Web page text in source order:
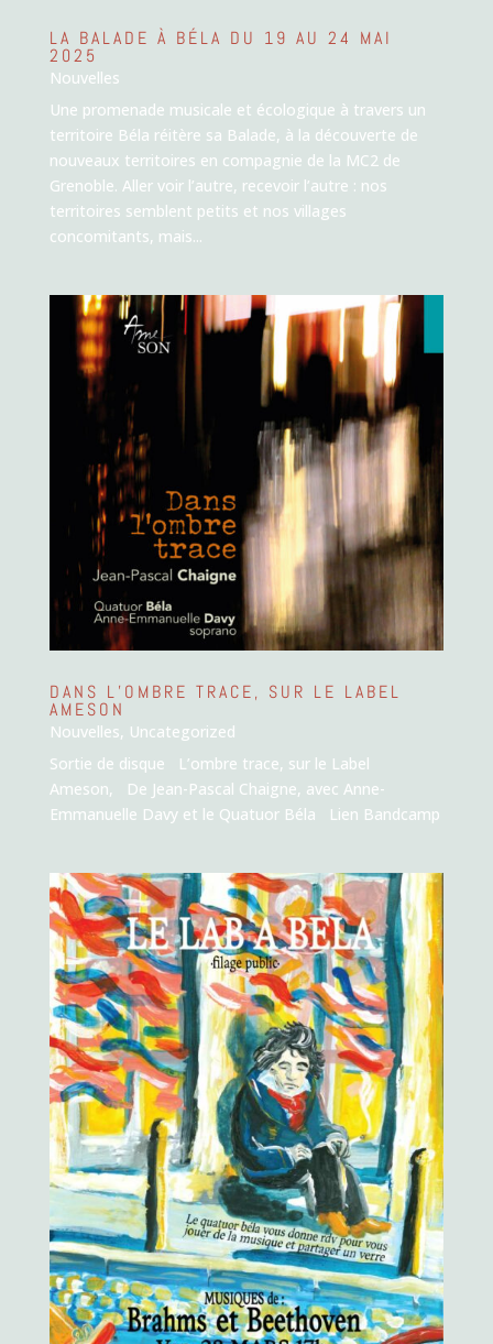
LA BALADE À BÉLA DU 19 AU 24 MAI
2025
Nouvelles
Une promenade musicale et écologique à travers un
territoire Béla réitère sa Balade, à la découverte de
nouveaux territoires en compagnie de la MC2 de
Grenoble. Aller voir l’autre, recevoir l’autre : nos
territoires semblent petits et nos villages
concomitants, mais...
DANS L’OMBRE TRACE, SUR LE LABEL
AMESON
Nouvelles, Uncategorized
Sortie de disque L’ombre trace, sur le Label
Ameson, De Jean-Pascal Chaigne, avec Anne-
Emmanuelle Davy et le Quatuor Béla Lien Bandcamp